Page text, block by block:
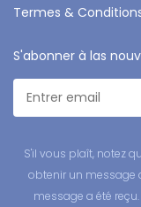
Termes &
S'abonner à las
S'il vous plaît, notez
obtenir un message
message a été